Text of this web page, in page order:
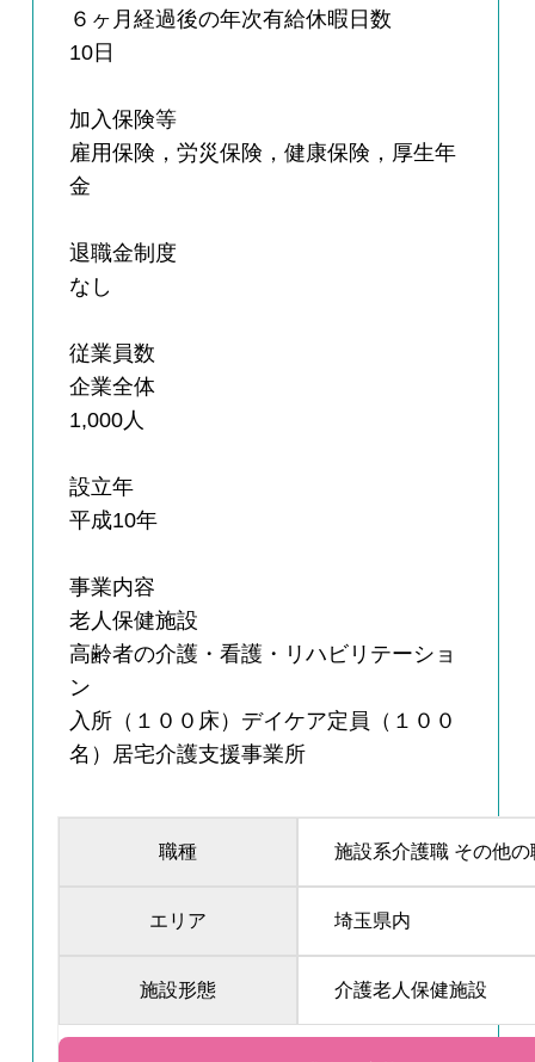
６ヶ月経過後の年次有給休暇日数
10日
加入保険等
雇用保険，労災保険，健康保険，厚生年
金
退職金制度
なし
従業員数
企業全体
1,000人
設立年
平成10年
事業内容
老人保健施設
高齢者の介護・看護・リハビリテーショ
ン
入所（１００床）デイケア定員（１００
名）居宅介護支援事業所
職種 施設系介護職 その他の
エリア 埼玉県内
施設形態 介護老人保健施設